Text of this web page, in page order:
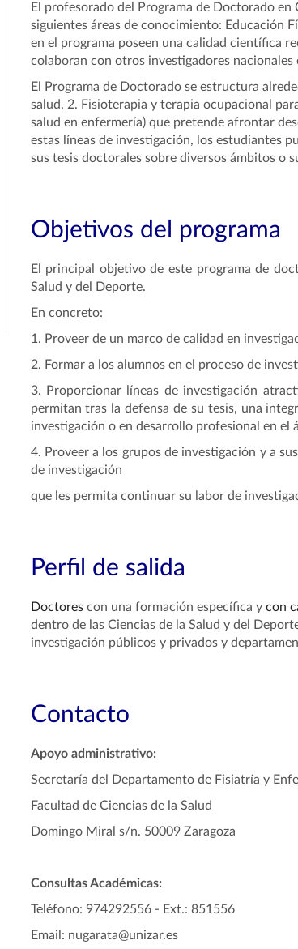
El profesorado del Programa de Doctorado
siguientes áreas de conocimiento: Educación
en el programa poseen una calidad científica
colaboran con otros investigadores nacionales
El Programa de Doctorado se estructura
salud, 2. Fisioterapia y terapia ocupacional
salud en enfermería) que pretende afrontar
estas líneas de investigación, los estudiantes
sus tesis doctorales sobre diversos ámbitos o
Objetivos del programa
El principal objetivo de este programa de
Salud y del Deporte.
En concreto:
1. Proveer de un marco de calidad en
2. Formar a los alumnos en el proceso de
3. Proporcionar líneas de investigación
permitan tras la defensa de su tesis, una
investigación o en desarrollo profesional en el
4. Proveer a los grupos de investigación y a
de investigación
que les permita continuar su labor de
Perfil de salida
Doctores con una formación específica y con
dentro de las Ciencias de la Salud y del
investigación públicos y privados y
Contacto
Apoyo administrativo:
Secretaría del Departamento de Fisiatría y
Facultad de Ciencias de la Salud
Domingo Miral s/n. 50009 Zaragoza
Consultas Académicas:
Teléfono: 974292556 - Ext.: 851556
Email: nugarata@unizar.es